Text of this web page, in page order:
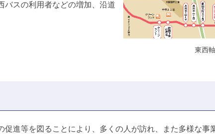
東西
バスの利用者などの増加、沿道
進等を図ることにより、多くの人が訪れ、また多様な事